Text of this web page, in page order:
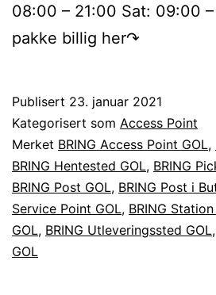
08:00 – 21:00 Sat: 09:00
pakke billig her↷
Publisert 23. januar 2021
Kategorisert som Access Point
Merket BRING Access Point GOL,
BRING Hentested GOL, BRING
BRING Post GOL, BRING Post i
Service Point GOL, BRING Station
GOL, BRING Utleveringssted GOL,
GOL